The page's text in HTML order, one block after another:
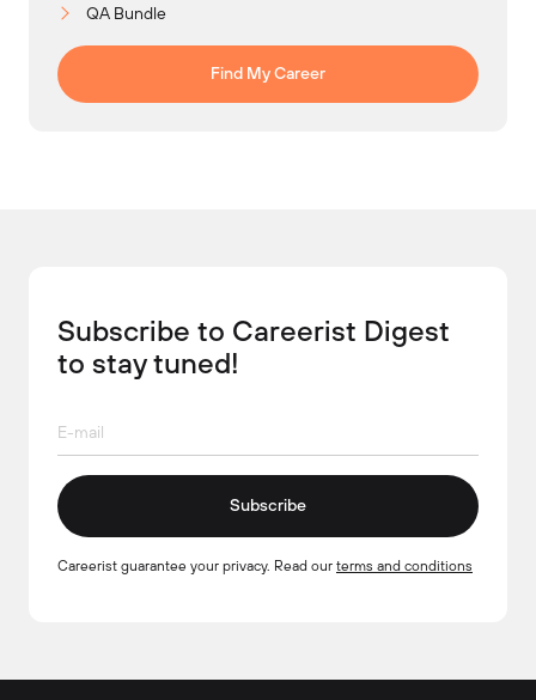
QA Bundle
Find My Career
Subscribe to Careerist Digest
to stay tuned!
Subscribe
Careerist guarantee your privacy. Read our terms and conditions